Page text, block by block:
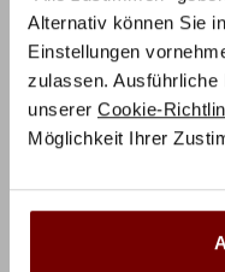
Alternativ können Sie
Einstellungen
zulassen. Ausführliche
unserer Cookie-
Möglichkeit Ihrer